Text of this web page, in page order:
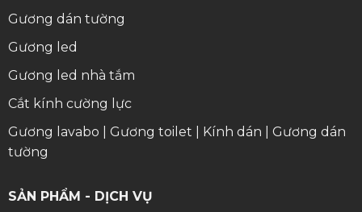
Gương dán tường
Gương led
Gương led nhà tắm
Cắt kính cường lực
Gương lavabo
Gương toilet Kính dán
Gương dán
tường
SẢN PHẨM - DỊCH VỤ